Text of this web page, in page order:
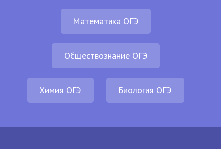
Математика ОГЭ
Обществознание ОГЭ
Химия ОГЭ Биология ОГЭ